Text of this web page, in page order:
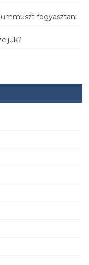
fogyasztani